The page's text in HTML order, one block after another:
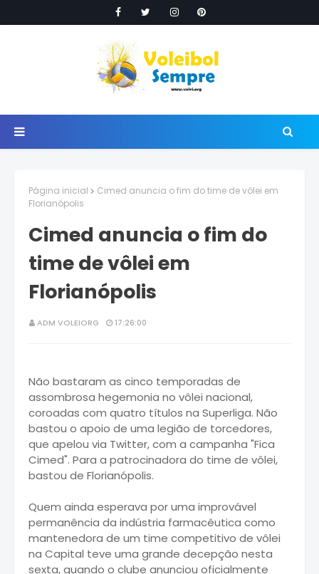
Página inicial
Cimed anuncia o fim do time de vôlei em
Florianópolis
Cimed anuncia o fim do
time de vôlei em
Florianópolis
ADM VOLEIORG 17:26:00
Não bastaram as cinco temporadas de
assombrosa hegemonia no vôlei nacional,
coroadas com quatro títulos na Superliga. Não
bastou o apoio de uma legião de torcedores,
que apelou via Twitter, com a campanha "Fica
Cimed". Para a patrocinadora do time de vôlei,
bastou de Florianópolis.
Quem ainda esperava por uma improvável
permanência da indústria farmacêutica como
mantenedora de um time competitivo de vôlei
na Capital teve uma grande decepção nesta
sexta, quando o clube anunciou oficialmente